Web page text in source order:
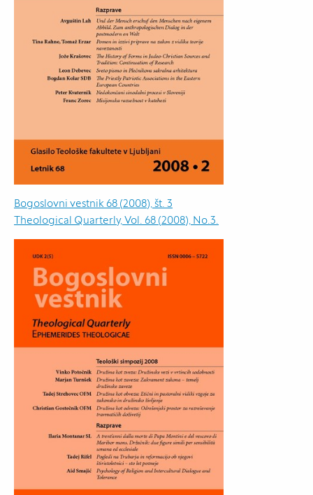
Bogoslovni vestnik 68 (2008), št. 3
Theological Quarterly, Vol. 68 (2008), No.3.